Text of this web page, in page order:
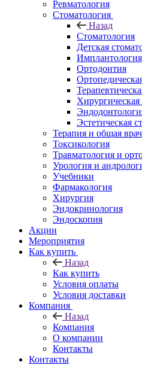
Ревматология
Стоматология
Назад
Стоматология
Детская
Имплантология
Ортодонтия
Хирургическая
Эстетическая
Терапия и общая
Токсикология
Травматология и
Урология и
Учебники
Фармакология
Хирургия
Эндокринология
Эндоскопия
Акции
Мероприятия
Как купить
Назад
Как купить
Условия оплаты
Условия доставки
Компания
Назад
Компания
О компании
Контакты
Контакты